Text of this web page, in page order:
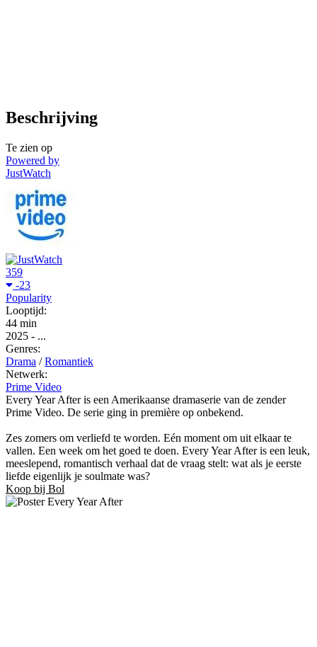
Beschrijving
Te zien op
Powered by
JustWatch
359
-23
Popularity
Looptijd:
44 min
2025 - ...
Genres:
Drama / Romantiek
Netwerk:
Prime Video
Every Year After is een Amerikaanse dramaserie van de zender
Prime Video. De serie ging in première op onbekend.
Zes zomers om verliefd te worden. Eén moment om uit elkaar te
vallen. Een week om het goed te doen. Every Year After is een leuk,
meeslepend, romantisch verhaal dat de vraag stelt: wat als je eerste
liefde eigenlijk je soulmate was?
Koop bij Bol